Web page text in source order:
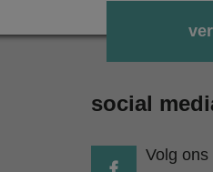
social
Volg